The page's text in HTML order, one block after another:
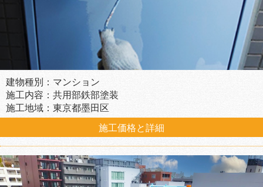
建物種別：マンション
施工内容：共用部鉄部塗装
施工地域：東京都墨田区
施工価格と詳細